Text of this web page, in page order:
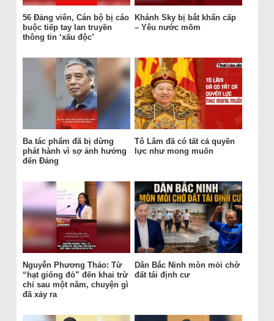
56 Đảng viên, Cán bộ bị cáo
buộc tiếp tay lan truyền
thông tin ‘xấu độc’
Khánh Sky bị bắt khẩn cấp
– Yêu nước mõm
Ba tác phẩm đã bị dừng
phát hành vì sợ ảnh hưởng
đến Đảng
Tô Lâm đã có tất cả quyền
lực như mong muốn
Nguyễn Phương Thảo: Từ
“hạt giống đỏ” đến khai trừ
chỉ sau một năm, chuyện gì
đã xảy ra
Dân Bắc Ninh mòn mỏi chờ
đất tái định cư